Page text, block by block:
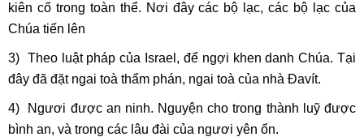
kiên cố trong toàn thể. Nơi đây các bộ lạc, các bộ lạc của
Chúa tiến lên
3) Theo luật pháp của Israel, để ngợi khen danh Chúa. Tại
đây đã đặt ngai toà thẩm phán, ngai toà của nhà Ðavít.
4) Ngươi được an ninh. Nguyện cho trong thành luỹ được
bình an, và trong các lâu đài của ngươi yên ổn.